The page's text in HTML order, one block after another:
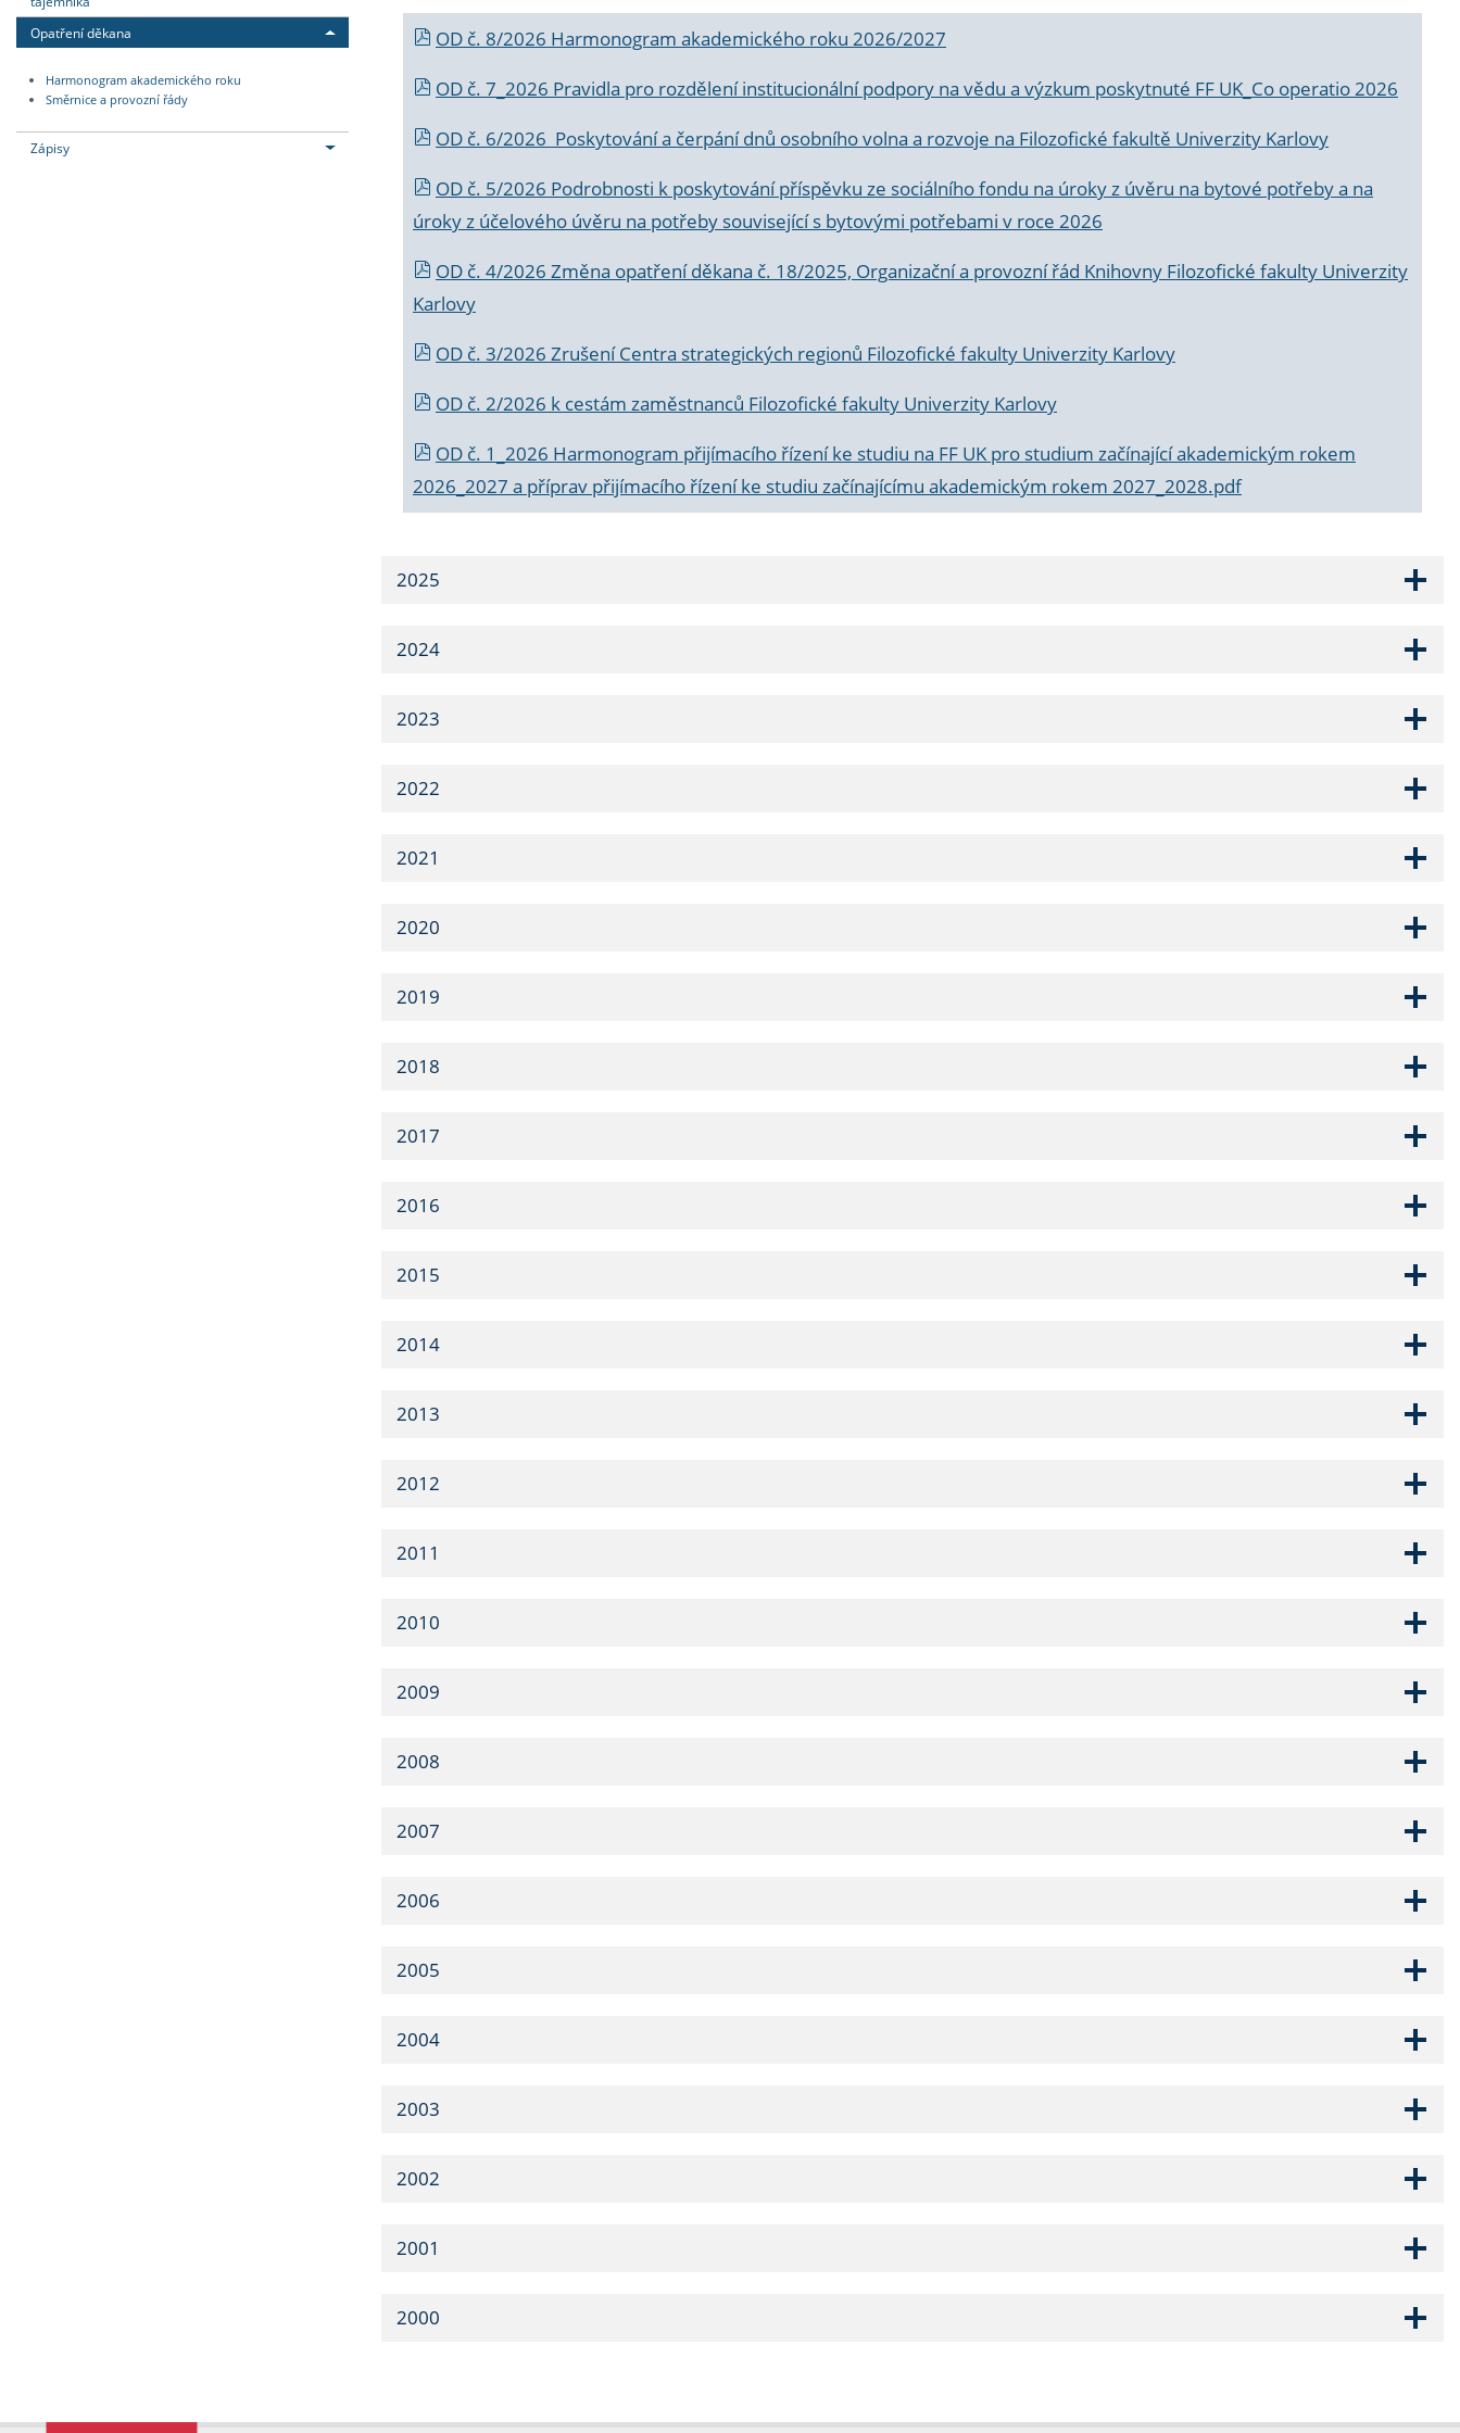
Opatření děkana
Harmonogram akademického roku
Směrnice a provozní řády
Zápisy
OD č. 8/2026 Harmonogram akademického roku 2026/2027
OD č. 7_2026 Pravidla pro rozdělení institucionální podpory na vědu a výzkum poskytnuté FF UK_Co operatio 2026
OD č. 6/2026 Poskytování a čerpání dnů osobního volna a rozvoje na Filozofické fakultě Univerzity Karlovy
OD č. 5/2026 Podrobnosti k poskytování příspěvku ze sociálního fondu na úroky z úvěru na bytové potřeby a na
úroky z účelového úvěru na potřeby související s bytovými potřebami v roce 2026
OD č. 4/2026 Změna opatření děkana č. 18/2025, Organizační a provozní řád Knihovny Filozofické fakulty Univerzity
Karlovy
OD č. 3/2026 Zrušení Centra strategických regionů Filozofické fakulty Univerzity Karlovy
OD č. 2/2026 k cestám zaměstnanců Filozofické fakulty Univerzity Karlovy
OD č. 1_2026 Harmonogram přijímacího řízení ke studiu na FF UK pro studium začínající akademickým rokem
2026_2027 a příprav přijímacího řízení ke studiu začínajícímu akademickým rokem 2027_2028.pdf
2025
2024
2023
2022
2021
2020
2019
2018
2017
2016
2015
2014
2013
2012
2011
2010
2009
2008
2007
2006
2005
2004
2003
2002
2001
2000